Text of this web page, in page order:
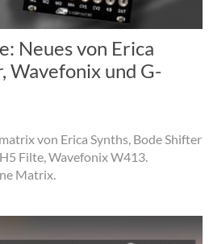
Neues von Erica
Wavefonix und G-
von Erica Synths, Bode Shifter
Filte, Wavefonix W413.
Matrix.